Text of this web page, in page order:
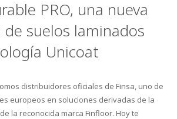
PRO, una nueva
suelos laminados
Unicoat
distribuidores oficiales de Finsa, uno de
europeos en soluciones derivadas de la
la reconocida marca Finfloor. Hoy te